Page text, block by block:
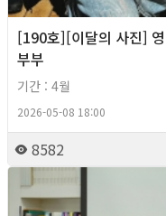
[190호][이달의 사진]
부부
기간 : 4월
2026-05-08 18:00
8582